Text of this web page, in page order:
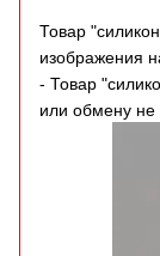
Товар
изображения
- Товар
или обмену не